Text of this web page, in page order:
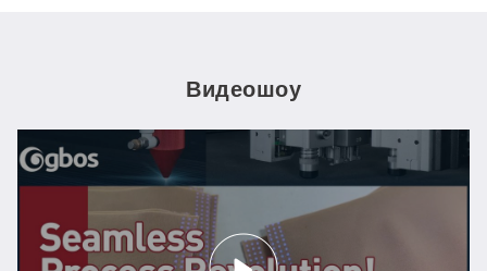
Видеошоу